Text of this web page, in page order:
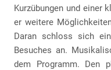
Kurzübungen und einer
er weitere
Daran schloss sich
Besuches an.
dem Programm. Den